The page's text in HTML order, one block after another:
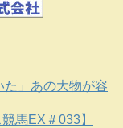
」あの大物が容
馬EX＃033】